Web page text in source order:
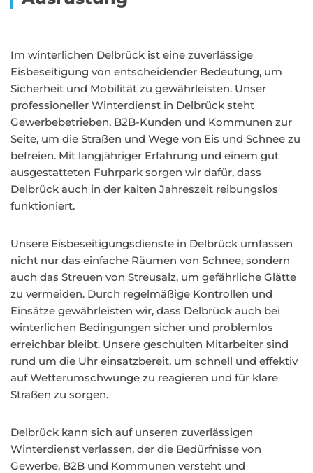
Im winterlichen Delbrück ist eine zuverlässige
Eisbeseitigung von entscheidender Bedeutung, um
Sicherheit und Mobilität zu gewährleisten. Unser
professioneller Winterdienst in Delbrück steht
Gewerbebetrieben, B2B-Kunden und Kommunen zur
Seite, um die Straßen und Wege von Eis und Schnee zu
befreien. Mit langjähriger Erfahrung und einem gut
ausgestatteten Fuhrpark sorgen wir dafür, dass
Delbrück auch in der kalten Jahreszeit reibungslos
funktioniert.
Unsere Eisbeseitigungsdienste in Delbrück umfassen
nicht nur das einfache Räumen von Schnee, sondern
auch das Streuen von Streusalz, um gefährliche Glätte
zu vermeiden. Durch regelmäßige Kontrollen und
Einsätze gewährleisten wir, dass Delbrück auch bei
winterlichen Bedingungen sicher und problemlos
erreichbar bleibt. Unsere geschulten Mitarbeiter sind
rund um die Uhr einsatzbereit, um schnell und effektiv
auf Wetterumschwünge zu reagieren und für klare
Straßen zu sorgen.
Delbrück kann sich auf unseren zuverlässigen
Winterdienst verlassen, der die Bedürfnisse von
Gewerbe, B2B und Kommunen versteht und